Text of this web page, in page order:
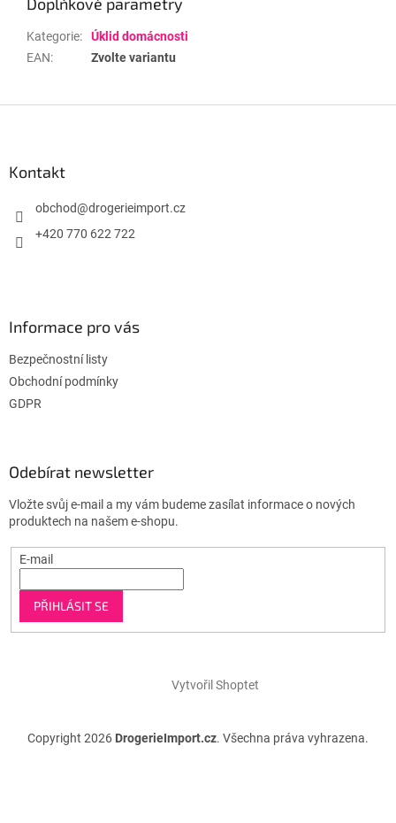
Kategorie:
Úklid domácnosti
EAN: Zvolte variantu
Kontakt
obchod@drogerieimport.cz
+420 770 622 722
Informace pro vás
Bezpečnostní listy
Obchodní podmínky
GDPR
Odebírat newsletter
Vložte svůj e-mail a my vám budeme zasílat informace o nových
produktech na našem e-shopu.
E-mail
PŘIHLÁSIT SE
Vytvořil Shoptet
Copyright 2026 DrogerieImport.cz. Všechna práva vyhrazena.